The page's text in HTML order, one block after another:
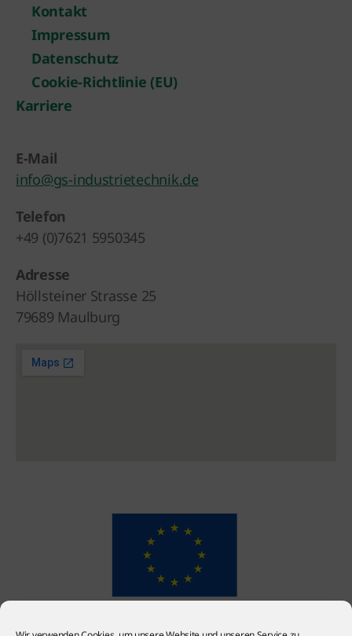
Kontakt
Impressum
Datenschutz
Cookie-Richtlinie (EU)
Karriere
E-Mail
info@gs-industrietechnik.de
Telefon
+49 (0)7621 5950345
Adresse
Höllsteiner Strasse 25
79689 Maulburg